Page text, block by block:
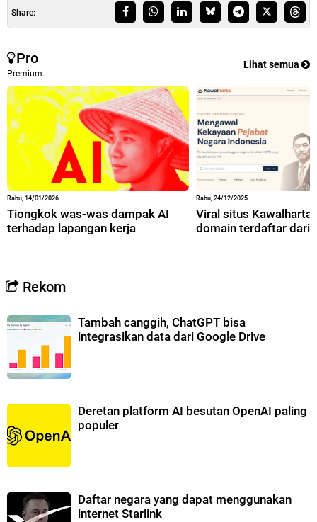
Share:
Pro
Premium.
Lihat semua
Rabu, 14/01/2026
Tiongkok was-was dampak AI
terhadap lapangan kerja
Rabu, 24/12/2025
Viral situs
domain terdaftar dari
Rekom
Tambah canggih, ChatGPT bisa
integrasikan data dari Google Drive
Deretan platform AI besutan OpenAI paling
populer
Daftar negara yang dapat menggunakan
internet Starlink